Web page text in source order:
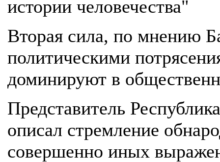
истории человечества"
Вторая сила, по мнению
политическими
доминируют в
Представитель
описал стремление
совершенно иных